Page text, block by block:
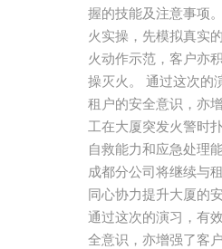
握的技能及注意事项
火实操，先模拟真实
火动作示范，客户亦
操灭火。 通过这次的
租户的安全意识，亦
工在大厦突发火警时
自救能力和应急处理
成都分公司将继续与
同心协力提升大厦的
通过这次的演习，有
全意识，亦增强了客